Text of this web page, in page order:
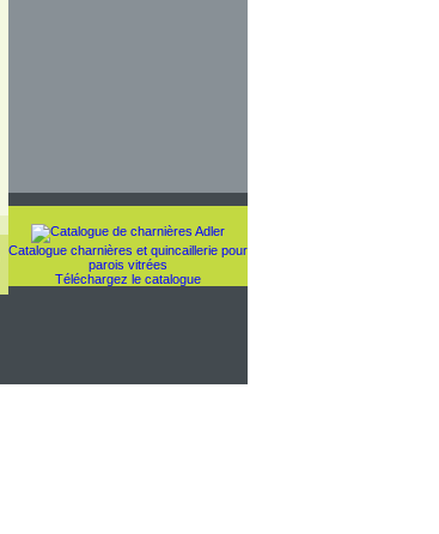
Catalogue charnières et quincaillerie pour
parois vitrées
Téléchargez le catalogue